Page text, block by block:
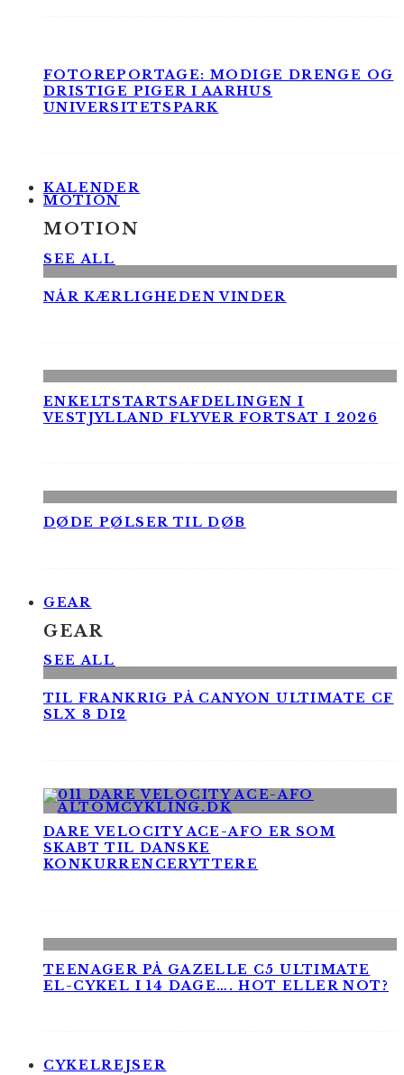
FOTOREPORTAGE: MODIGE DRENGE OG
DRISTIGE PIGER I AARHUS
UNIVERSITETSPARK
KALENDER
MOTION
MOTION
SEE ALL
NÅR KÆRLIGHEDEN VINDER
ENKELTSTARTSAFDELINGEN I
VESTJYLLAND FLYVER FORTSAT I 2026
DØDE PØLSER TIL DØB
GEAR
GEAR
SEE ALL
TIL FRANKRIG PÅ CANYON ULTIMATE CF
SLX 8 DI2
DARE VELOCITY ACE-AFO ER SOM
SKABT TIL DANSKE
KONKURRENCERYTTERE
TEENAGER PÅ GAZELLE C5 ULTIMATE
EL-CYKEL I 14 DAGE…. HOT ELLER NOT?
CYKELREJSER